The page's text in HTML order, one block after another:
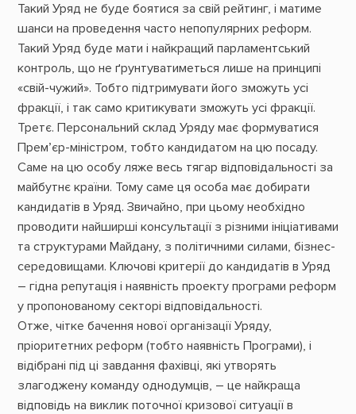
Такий Уряд не буде боятися за свій рейтинг, і матиме
шанси на проведення часто непопулярних реформ.
Такий Уряд буде мати і найкращий парламентський
контроль, що не ґрунтуватиметься лише на принципі
«свій-чужий». Тобто підтримувати його зможуть усі
фракції, і так само критикувати зможуть усі фракції.
Третє. Персональний склад Уряду має формуватися
Прем’єр-міністром, тобто кандидатом на цю посаду.
Саме на цю особу ляже весь тягар відповідальності за
майбутнє країни. Тому саме ця особа має добирати
кандидатів в Уряд. Звичайно, при цьому необхідно
проводити найширші консультації з різними ініціативами
та структурами Майдану, з політичними силами, бізнес-
середовищами. Ключові критерії до кандидатів в Уряд
– гідна репутація і наявність проекту програми реформ
у пропонованому секторі відповідальності.
Отже, чітке бачення нової організації Уряду,
пріоритетних реформ (тобто наявність Програми), і
відібрані під ці завдання фахівці, які утворять
злагоджену команду однодумців, – це найкраща
відповідь на виклик поточної кризової ситуації в